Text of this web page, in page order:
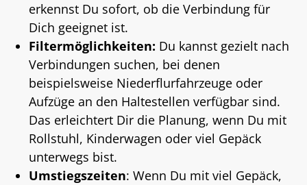
erkennst Du sofort, ob die Verbindung für
Dich geeignet ist.
Filtermöglichkeiten: Du kannst gezielt nach
Verbindungen suchen, bei denen
beispielsweise Niederflurfahrzeuge oder
Aufzüge an den Haltestellen verfügbar sind.
Das erleichtert Dir die Planung, wenn Du mit
Rollstuhl, Kinderwagen oder viel Gepäck
unterwegs bist.
Umstiegszeiten: Wenn Du mit viel Gepäck,